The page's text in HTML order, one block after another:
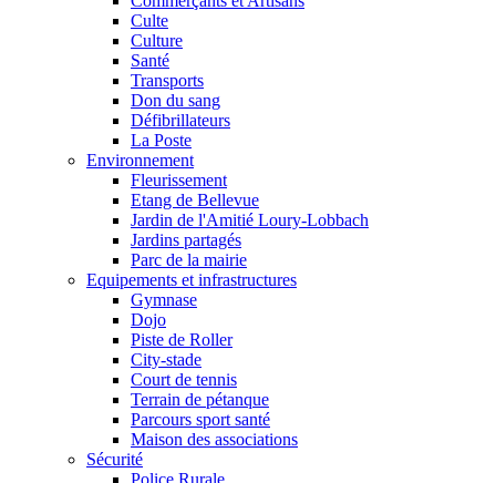
Culte
Culture
Santé
Transports
Don du sang
Défibrillateurs
La Poste
Environnement
Fleurissement
Etang de Bellevue
Jardin de l'Amitié Loury-Lobbach
Jardins partagés
Parc de la mairie
Equipements et infrastructures
Gymnase
Dojo
Piste de Roller
City-stade
Court de tennis
Terrain de pétanque
Parcours sport santé
Maison des associations
Sécurité
Police Rurale